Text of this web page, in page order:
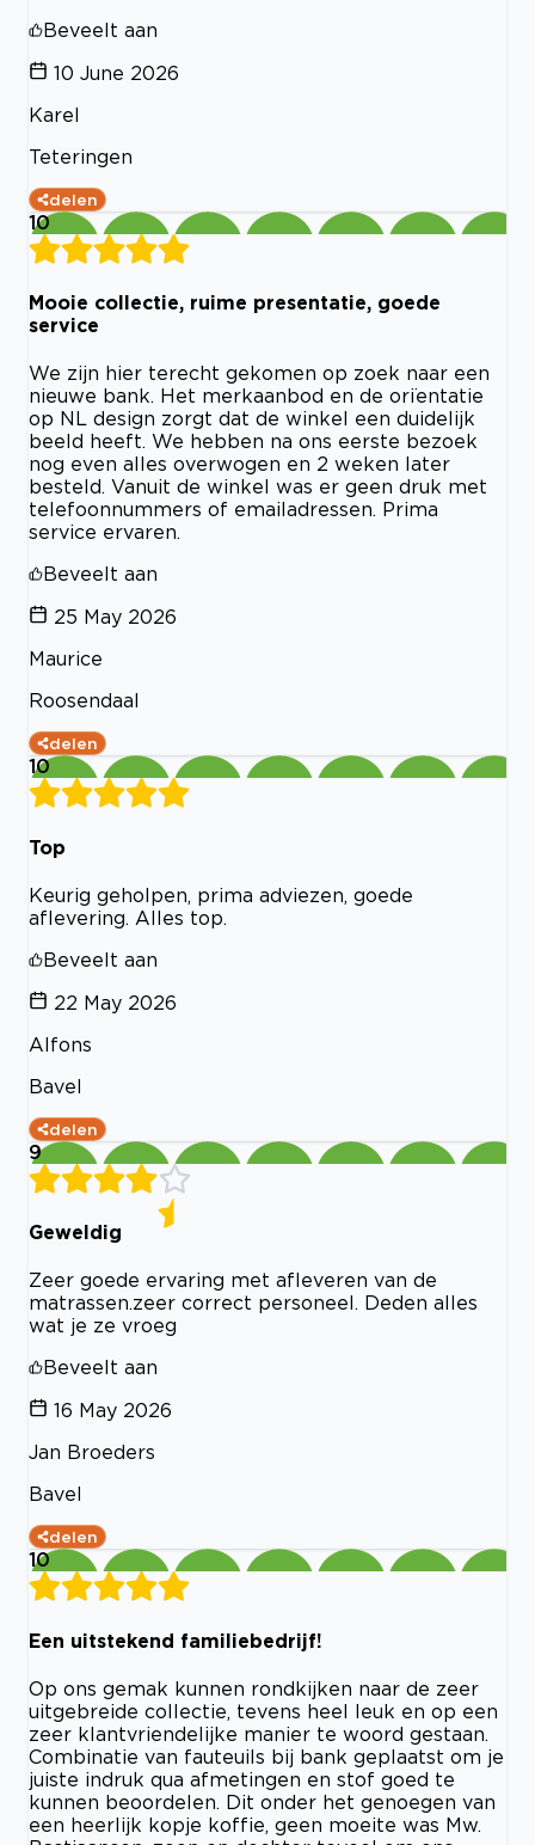
Beveelt aan
10 June 2026
Karel
Teteringen
delen
10
Mooie collectie, ruime presentatie, goede
service
We zijn hier terecht gekomen op zoek naar een
nieuwe bank. Het merkaanbod en de orïentatie
op NL design zorgt dat de winkel een duidelijk
beeld heeft. We hebben na ons eerste bezoek
nog even alles overwogen en 2 weken later
besteld. Vanuit de winkel was er geen druk met
telefoonnummers of emailadressen. Prima
service ervaren.
Beveelt aan
25 May 2026
Maurice
Roosendaal
delen
10
Top
Keurig geholpen, prima adviezen, goede
aflevering. Alles top.
Beveelt aan
22 May 2026
Alfons
Bavel
delen
9
Geweldig
Zeer goede ervaring met afleveren van de
matrassen.zeer correct personeel. Deden alles
wat je ze vroeg
Beveelt aan
16 May 2026
Jan Broeders
Bavel
delen
10
Een uitstekend familiebedrijf!
Op ons gemak kunnen rondkijken naar de zeer
uitgebreide collectie, tevens heel leuk en op een
zeer klantvriendelijke manier te woord gestaan.
Combinatie van fauteuils bij bank geplaatst om je
juiste indruk qua afmetingen en stof goed te
kunnen beoordelen. Dit onder het genoegen van
een heerlijk kopje koffie, geen moeite was Mw.